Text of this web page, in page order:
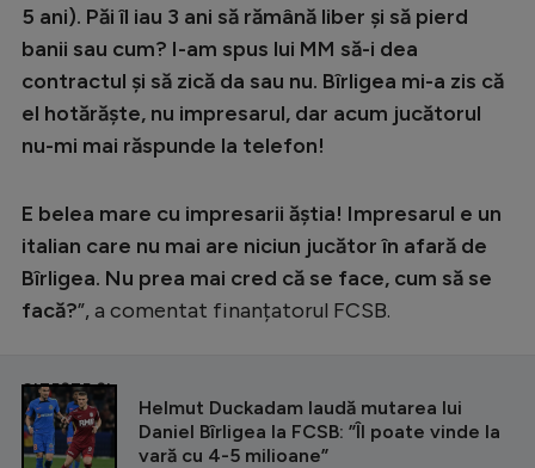
5 ani). Păi îl iau 3 ani să rămână liber și să pierd
banii sau cum? I-am spus lui MM să-i dea
contractul și să zică da sau nu. Bîrligea mi-a zis că
el hotărăște, nu impresarul, dar acum jucătorul
nu-mi mai răspunde la telefon!
E belea mare cu impresarii ăștia! Impresarul e un
italian care nu mai are niciun jucător în afară de
Bîrligea. Nu prea mai cred că se face, cum să se
facă?”, a comentat finanțatorul FCSB.
CITEȘTE ȘI
Helmut Duckadam laudă mutarea lui
Daniel Bîrligea la FCSB: ”Îl poate vinde la
vară cu 4-5 milioane”